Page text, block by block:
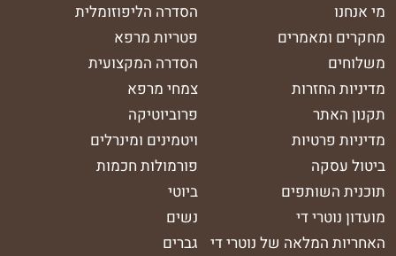
מי אנחנו
מחקרים ומאמרים
משלוחים
מדיניות החזרות
תקנון האתר
מדיניות פרטיות
ביטול עסקה
תוכנית השותפים
מועדון נוטרי די
האחריות המלאה של נוטרי די
הסדרה הליפוזומלית
פטריות מרפא
הסדרה המקצועית
צמחי מרפא
פרוביוטיקה
ויטמינים ומינרלים
פורמולות חכמות
ביוטי
נשים
גברים